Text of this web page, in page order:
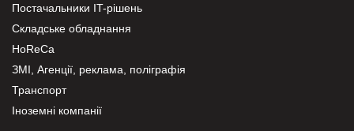
Постачальники IT-рішень
Складське обладнання
HoReCa
ЗМІ, Агенції, реклама, поліграфія
Транспорт
Іноземні компанії